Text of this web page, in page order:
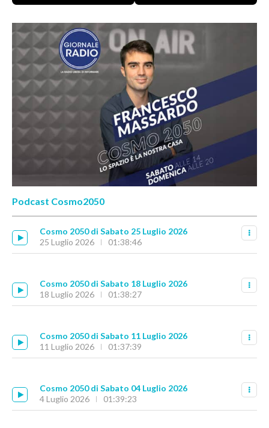
Podcast Cosmo2050
Cosmo 2050 di Sabato 25 Luglio 2026
25 Luglio 2026
01:38:46
Cosmo 2050 di Sabato 18 Luglio 2026
18 Luglio 2026
01:38:27
Cosmo 2050 di Sabato 11 Luglio 2026
11 Luglio 2026
01:37:39
Cosmo 2050 di Sabato 04 Luglio 2026
4 Luglio 2026
01:39:23